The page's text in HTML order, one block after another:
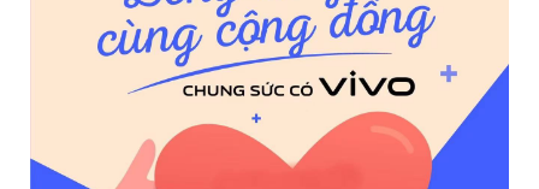
Việt Nam | Chọn quốc gia/khu vực